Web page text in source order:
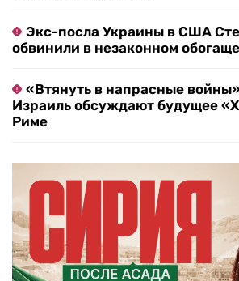
Экс-посла Украины в США
обвинили в незаконном
«Втянуть в напрасные
Израиль обсуждают будущее
Риме